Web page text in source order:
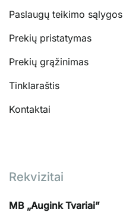
Paslaugų teikimo sąlygos
Prekių pristatymas
Prekių grąžinimas
Tinklaraštis
Kontaktai
Rekvizitai
MB „Augink Tvariai”